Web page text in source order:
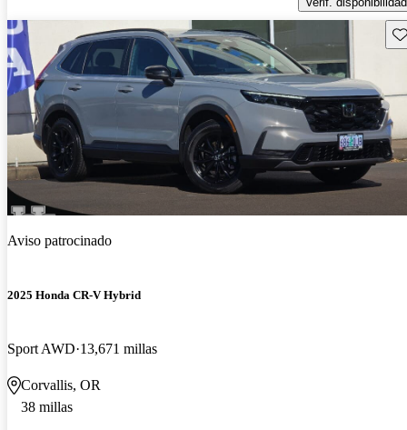
Aviso patrocinado
2025 Honda CR-V Hybrid
Sport AWD 13,671 millas
Corvallis, OR
38 millas